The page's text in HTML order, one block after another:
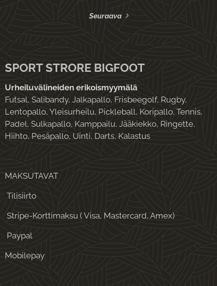
Seuraava
SPORT STRORE BIGFOOT
Urheiluvälineiden erikoismyymälä
Futsal, Salibandy, Jalkapallo, Frisbeegolf, Rugby,
Lentopallo, Yleisurheilu, Pickleball, Koripallo, Tennis,
Padel, Sulkapallo, Kamppailu, Jääkiekko, Ringette,
Hiihto, Pesäpallo, Uinti, Darts, Kalastus
MAKSUTAVAT
Tilisiirto
Stripe-Korttimaksu ( Visa, Mastercard, Amex)
Paypal
Mobilepay